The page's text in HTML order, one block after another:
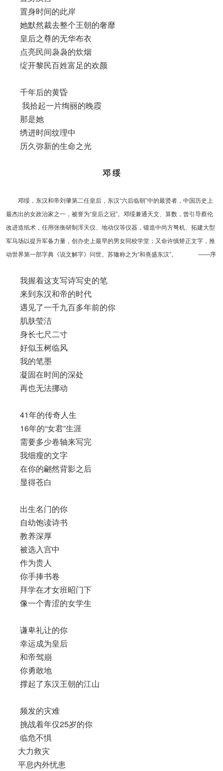
置身时间的此岸
她默然裁去整个王朝的奢靡
皇后之尊的无华布衣
点亮民间袅袅的炊烟
绽开黎民百姓富足的欢颜
千年后的黄昏
我拾起一片绚丽的晚霞
那是她
绣进时间纹理中
历久弥新的生命之光
邓 绥
邓绥，东汉和帝刘肇第二任皇后，东汉“六后临朝”中的最贤者，中国历史上
最杰出的女政治家之一，被誉为“皇后之冠”。邓绥兼通天文、算数，曾引导蔡伦
改进造纸术，任用张衡研制浑天仪、地动仪等仪器，锻造中尚方弩机、拓建大型
军马场以提升军备力量，创办史上最早的男女同校学堂；又命许慎矫正文字，推
动世界第一部字典《说文解字》问世。苏辙称之为“和熹盛东汉”。 ——序
我握着这支写诗写史的笔
来到东汉和帝的时代
遇见了一千九百多年前的你
肌肤莹洁
身长七尺二寸
好似玉树临风
我的笔墨
凝固在时间的深处
再也无法挪动
41年的传奇人生
16年的“女君”生涯
需要多少卷轴来写完
我细瘦的文字
在你的翩然背影之后
显得苍白
出生名门的你
自幼饱读诗书
教养深厚
被选入宫中
作为贵人
你手捧书卷
拜学在才女班昭门下
像一个青涩的女学生
谦卑礼让的你
幸运成为皇后
和帝驾崩
你勇敢地
撑起了东汉王朝的江山
频发的灾难
挑战着年仅25岁的你
临危不惧
大力救灾
平息内外忧患